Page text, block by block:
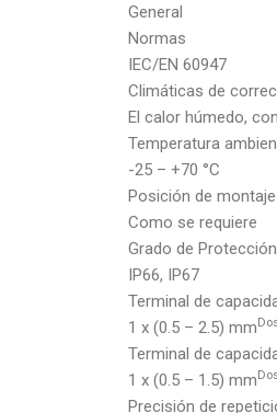
General
Normas
IEC/EN 60947
Climáticas de
El calor húmedo,
Temperatura
-25 – +70 °C
Posición de montaje
Como se requiere
Grado de Protección
IP66, IP67
Terminal de
1 x (0.5 – 2.5) mm
Terminal de
1 x (0.5 – 1.5) mm
Precisión de